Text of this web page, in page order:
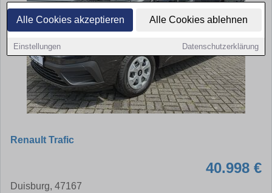
Alle Cookies akzeptieren Alle Cookies ablehnen
Einstellungen Datenschutzerklärung
Renault Trafic
40.998 €
Duisburg, 47167